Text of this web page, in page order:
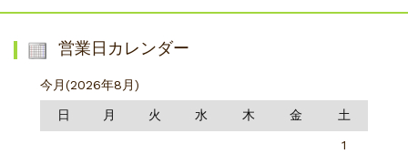
営業日カレンダー
今月(2026年8月)
日 月 火 水 木 金 土
1